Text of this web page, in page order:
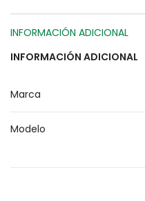
INFORMACIÓN ADICIONAL
INFORMACIÓN ADICIONAL
Marca
Modelo